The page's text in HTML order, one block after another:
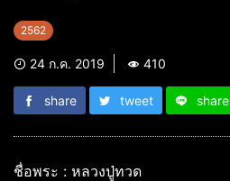
2562
24 ก.ค. 2019 410
share tweet share
ชื่อพระ : หลวงปู่ทวด